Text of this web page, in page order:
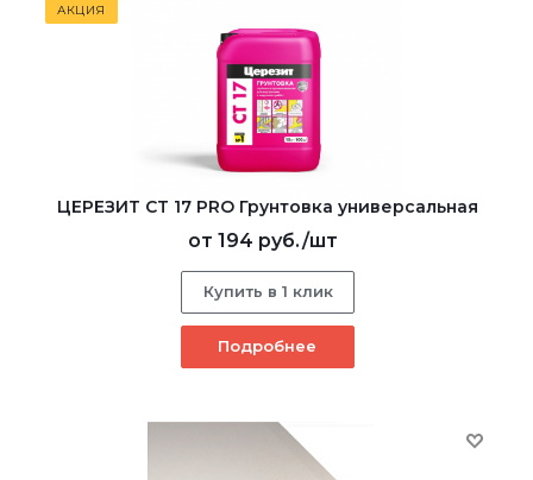
АКЦИЯ
ЦЕРЕЗИТ CT 17 PRO Грунтовка универсальная
от 194 руб./шт
Купить в 1 клик
Подробнее